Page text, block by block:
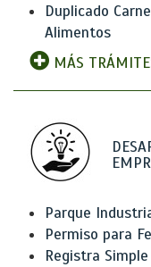
Duplicado
Alimentos
MÁS
Parque
Permiso para
Registra Simple